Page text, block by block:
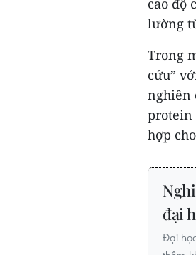
cao độ
lường
Trong
cứu”
nghiên
protein
hợp
đại
Đại